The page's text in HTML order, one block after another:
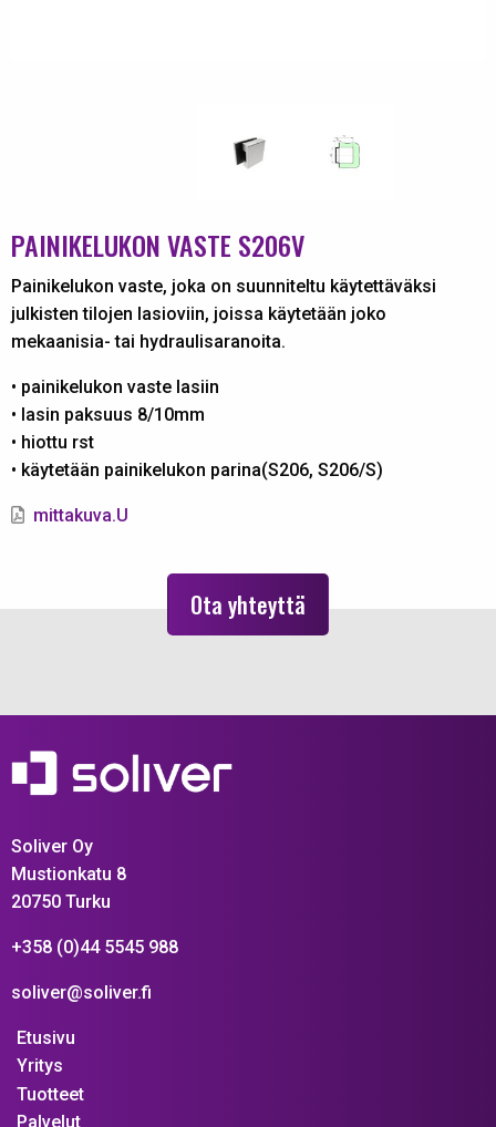
PAINIKELUKON VASTE S206V
Painikelukon vaste, joka on suunniteltu käytettäväksi
julkisten tilojen lasioviin, joissa käytetään joko
mekaanisia- tai hydraulisaranoita.
• painikelukon vaste lasiin
• lasin paksuus 8/10mm
• hiottu rst
• käytetään painikelukon parina(S206, S206/S)
mittakuva.U
Ota yhteyttä
Soliver Oy
Mustionkatu 8
20750 Turku
+358 (0)44 5545 988
soliver@soliver.fi
Etusivu
Yritys
Tuotteet
Palvelut